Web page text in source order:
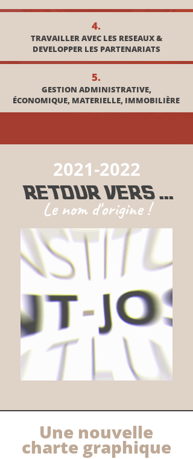
2021-2022
RETOUR VERS ...
Le nom d'origine !
4.
TRAVAILLER AVEC LES RESEAUX &
DEVELOPPER LES PARTENARIATS
5.
GESTION ADMINISTRATIVE,
ÉCONOMIQUE, MATERIELLE, IMMOBILIÈRE
Une nouvelle
charte graphique